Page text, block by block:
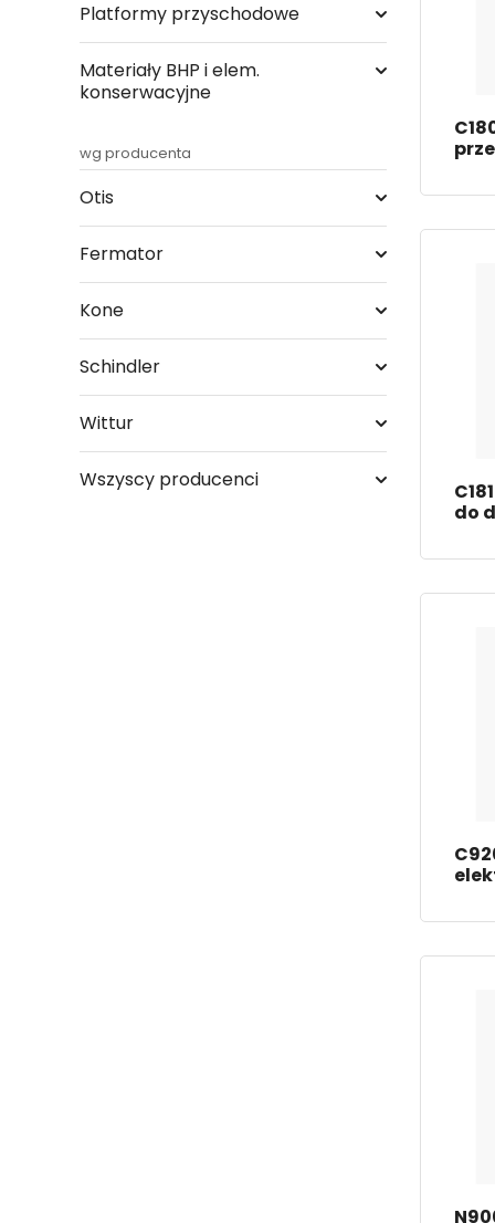
Platformy przyschodowe
Materiały BHP i elem.
konserwacyjne
wg producenta
Otis
Fermator
Kone
Schindler
Wittur
Wszyscy producenci
do